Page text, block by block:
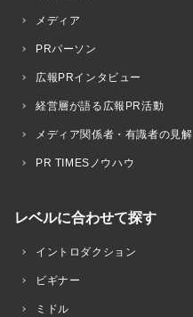
メディア
PRパーソン
広報PRインタビュー
経営層が語る広報PR活動
メディア関係者・有識者の見解
PR TIMESノウハウ
レベルに合わせて探す
イントロダクション
ビギナー
ミドル